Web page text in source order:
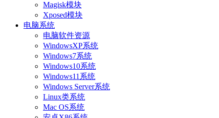
Magisk模块
Xposed模块
电脑系统
电脑软件资源
WindowsXP系统
Windows7系统
Windows10系统
Windows11系统
Windows Server系统
Linux类系统
Mac OS系统